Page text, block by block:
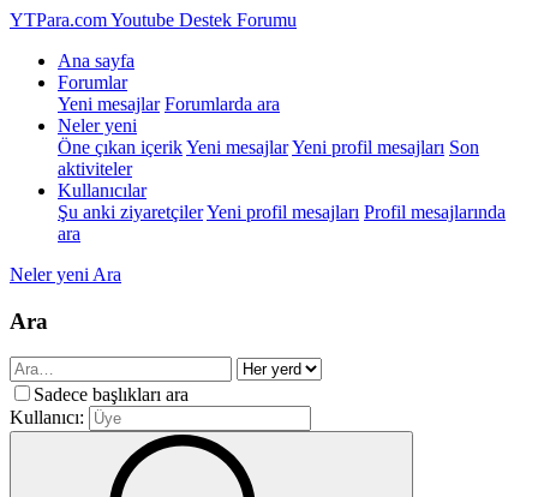
YTPara.comYoutube Destek Forumu
Ana sayfa
Forumlar
Yeni mesajlar Forumlarda ara
Neler yeni
Öne çıkan içerikYeni mesajlarYeni profil mesajları Son
aktiviteler
Kullanıcılar
Şu anki ziyaretçilerYeni profil mesajları Profil mesajlarında
ara
Neler yeni Ara
Ara
Sadece başlıkları ara
Kullanıcı: